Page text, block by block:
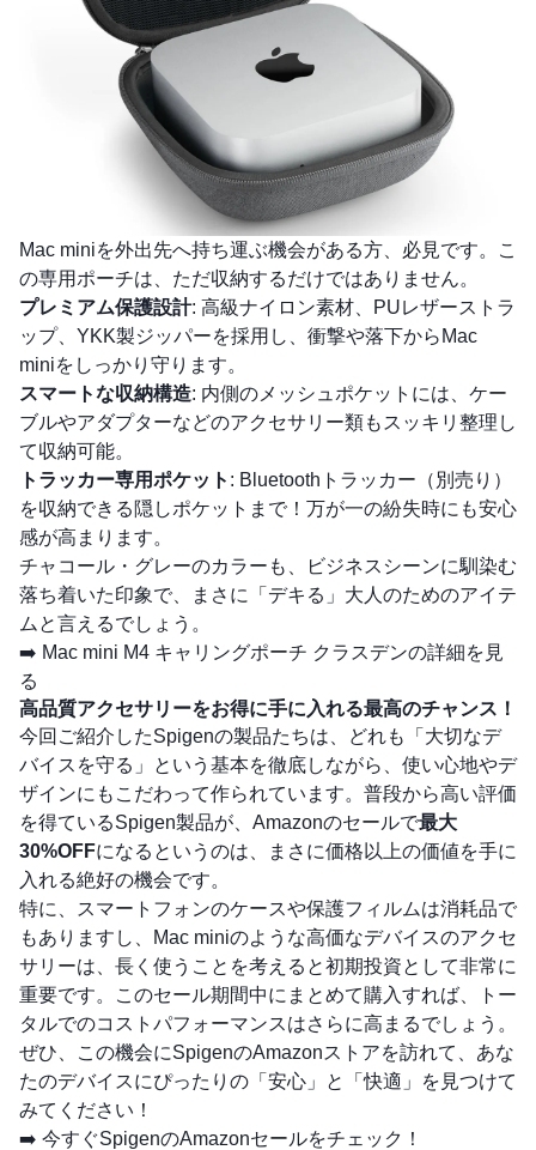
Mac miniを外出先へ持ち運ぶ機会がある方、必見です。こ
の専用ポーチは、ただ収納するだけではありません。
プレミアム保護設計: 高級ナイロン素材、PUレザーストラ
ップ、YKK製ジッパーを採用し、衝撃や落下からMac
miniをしっかり守ります。
スマートな収納構造: 内側のメッシュポケットには、ケー
ブルやアダプターなどのアクセサリー類もスッキリ整理し
て収納可能。
トラッカー専用ポケット : Bluetoothトラッカー（別売り）
を収納できる隠しポケットまで！万が一の紛失時にも安心
感が高まります。
チャコール・グレーのカラーも、ビジネスシーンに馴染む
落ち着いた印象で、まさに「デキる」大人のためのアイテ
ムと言えるでしょう。
➡️ Mac mini M4 キャリングポーチ クラスデンの詳細を見
る
高品質アクセサリーをお得に手に入れる最高のチャンス！
今回ご紹介したSpigenの製品たちは、どれも「大切なデ
バイスを守る」という基本を徹底しながら、使い心地やデ
ザインにもこだわって作られています。普段から高い評価
を得ているSpigen製品が、Amazonのセールで最大
30%OFFになるというのは、まさに価格以上の価値を手に
入れる絶好の機会です。
特に、スマートフォンのケースや保護フィルムは消耗品で
もありますし、Mac miniのような高価なデバイスのアクセ
サリーは、長く使うことを考えると初期投資として非常に
重要です。このセール期間中にまとめて購入すれば、トー
タルでのコストパフォーマンスはさらに高まるでしょう。
ぜひ、この機会にSpigenのAmazonストアを訪れて、あな
たのデバイスにぴったりの「安心」と「快適」を見つけて
みてください！
➡️ 今すぐSpigenのAmazonセールをチェック！